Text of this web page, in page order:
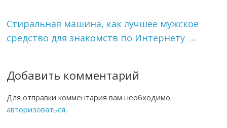
Стиральная машина, как лучшее мужское
средство для знакомств по Интернету →
Добавить комментарий
Для отправки комментария вам необходимо
авторизоваться.